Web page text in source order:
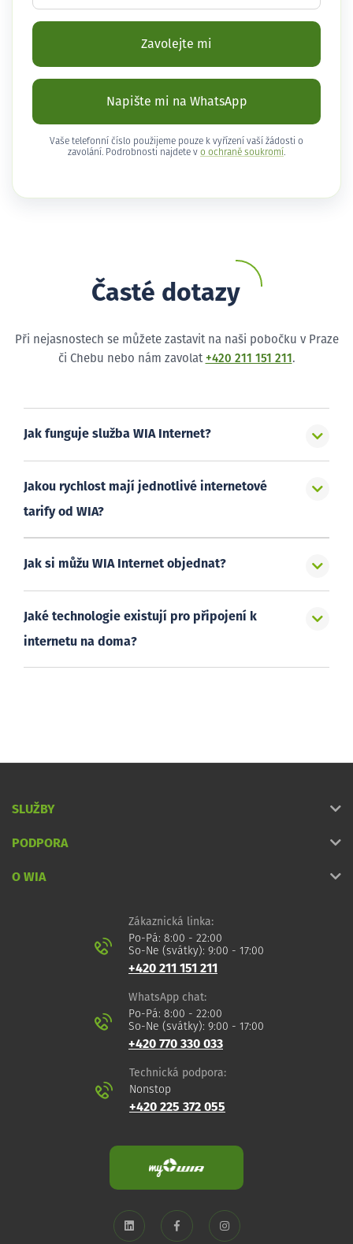
Zavolejte mi
Napište mi na WhatsApp
Vaše telefonní číslo použijeme pouze k vyřízení vaší žádosti o
zavolání. Podrobnosti najdete v o ochraně soukromí .
Časté dotazy
Při nejasnostech se můžete zastavit na naši pobočku v Praze
či Chebu nebo nám zavolat +420 211 151 211 .
Jak funguje služba WIA Internet?
Jakou rychlost mají jednotlivé internetové
tarify od WIA?
Jak si můžu WIA Internet objednat?
Jaké technologie existují pro připojení k
internetu na doma?
SLUŽBY
PODPORA
O WIA
Zákaznická linka:
Po-Pá: 8:00 - 22:00
So-Ne (svátky): 9:00 - 17:00
+420 211 151 211
WhatsApp chat:
Po-Pá: 8:00 - 22:00
So-Ne (svátky): 9:00 - 17:00
+420 770 330 033
Technická podpora:
Nonstop
+420 225 372 055